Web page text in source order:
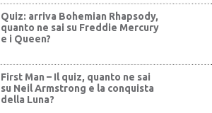
Quiz: arriva Bohemian Rhapsody,
quanto ne sai su Freddie Mercury
e i Queen?
First Man – Il quiz, quanto ne sai
su Neil Armstrong e la conquista
della Luna?